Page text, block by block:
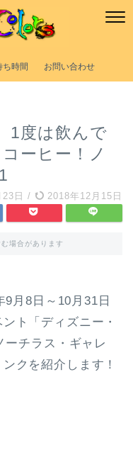
ち時間 お問い合わせ
1度は飲んで
ーヒー！ノ
日 / 2018年12月15日
場合があります
月8日～10月31日
ト「ディズニー・
ーチラス・ギャレ
クを紹介します！